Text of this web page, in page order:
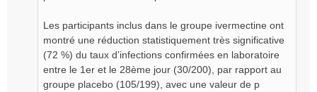
Les participants inclus dans le groupe ivermectine ont
montré une réduction statistiquement très significative
(72 %) du taux d’infections confirmées en laboratoire
entre le 1er et le 28ème jour (30/200), par rapport au
groupe placebo (105/199), avec une valeur de p